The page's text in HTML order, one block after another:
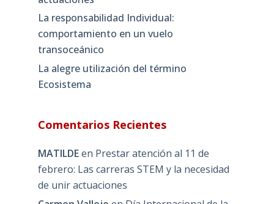
La responsabilidad Individual:
comportamiento en un vuelo
transoceánico
La alegre utilización del término
Ecosistema
Comentarios Recientes
MATILDEen Prestar atención al 11 de
febrero: Las carreras STEM y la necesidad
de unir actuaciones